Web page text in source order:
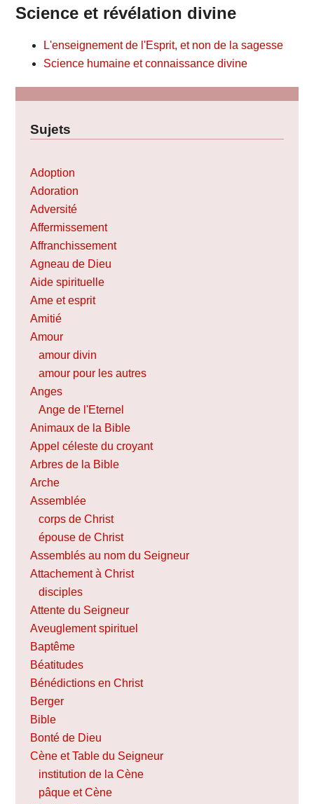
Science et révélation divine
L'enseignement de l'Esprit, et non de la sagesse
Science humaine et connaissance divine
Sujets
Adoption
Adoration
Adversité
Affermissement
Affranchissement
Agneau de Dieu
Aide spirituelle
Ame et esprit
Amitié
Amour
amour divin
amour pour les autres
Anges
Ange de l'Eternel
Animaux de la Bible
Appel céleste du croyant
Arbres de la Bible
Arche
Assemblée
corps de Christ
épouse de Christ
Assemblés au nom du Seigneur
Attachement à Christ
disciples
Attente du Seigneur
Aveuglement spirituel
Baptême
Béatitudes
Bénédictions en Christ
Berger
Bible
Bonté de Dieu
Cène et Table du Seigneur
institution de la Cène
pâque et Cène